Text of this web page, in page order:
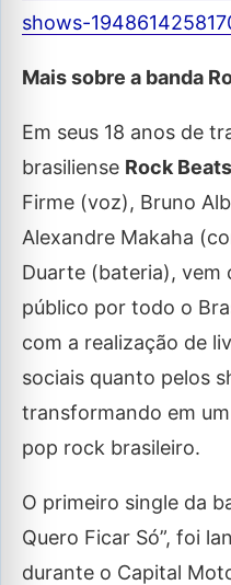
shows-
Mais sobre a banda
Em seus 18 anos de
brasiliense Rock Beats
Firme (voz), Bruno
Alexandre Makaha
Duarte (bateria), vem
público por todo o
com a realização de
sociais quanto pelos
transformando em
pop rock brasileiro.
O primeiro single da
Quero Ficar Só”, foi
durante o Capital